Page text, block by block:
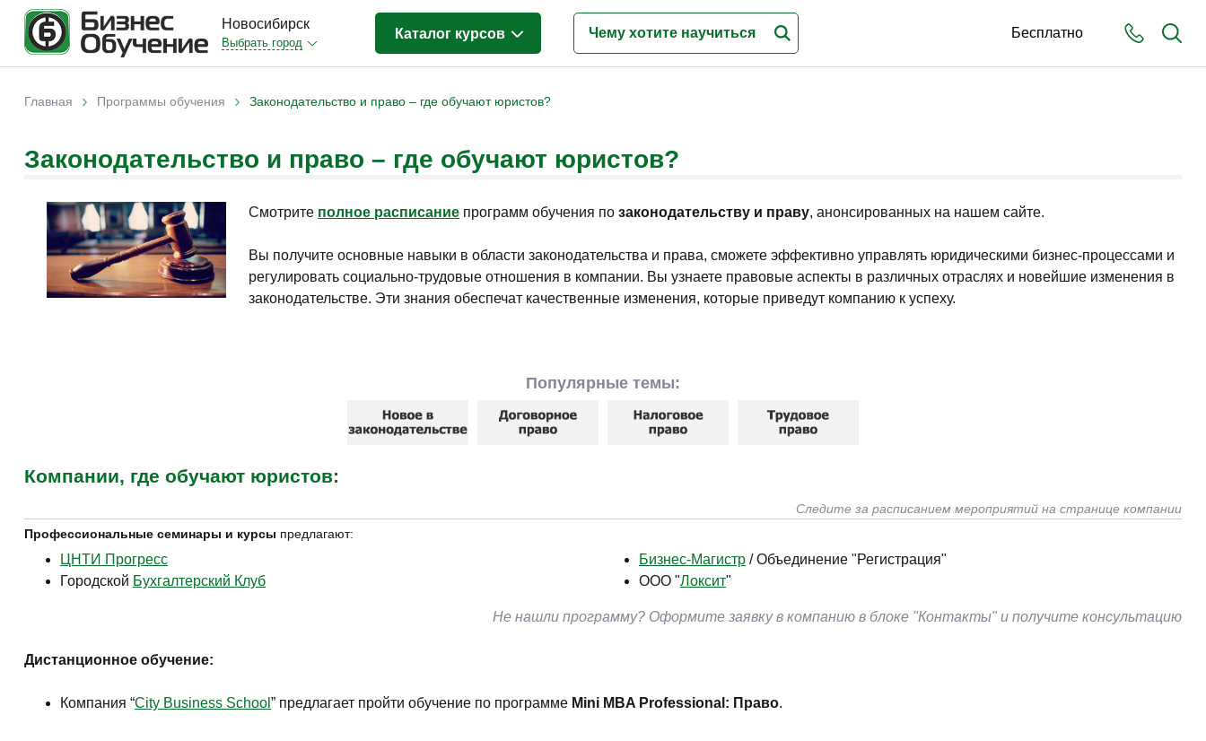
Новосибирск
Выбрать город
Каталог курсов
Отраслевые (204)
Промышленное обучение (35)
Компьютерная грамотность
Дизайн (8)
Бухгалтерия и налоги (64)
Маркетинг (20)
Интернет-маркетинг
Реклама и PR (4)
Логистика и снабжение
Бесплатно
Главная › Программы обучения › Законодательство и право – где обучают юристов?
Законодательство и право – где обучают юристов?
Смотрите полное расписание программ обучения по законодательству и праву, анонсированных на нашем сайте.
Вы получите основные навыки в области законодательства и права, сможете эффективно управлять юридическими бизнес-процессами и
регулировать социально-трудовые отношения в компании. Вы узнаете правовые аспекты в различных отраслях и новейшие изменения в
законодательстве. Эти знания обеспечат качественные изменения, которые приведут компанию к успеху.
Популярные темы:
Компании, где обучают юристов:
Следите за расписанием мероприятий на странице компании
Профессиональные семинары и курсы предлагают:
ЦНТИ Прогресс
Городской Бухгалтерский Клуб
Бизнес-Магистр / Объединение "Регистрация"
ООО "Локсит"
Не нашли программу? Оформите заявку в компанию в блоке "Контакты" и получите консультацию
Дистанционное обучение:
Компания “Сity Business School ” предлагает пройти обучение по программе Mini MBA Professional: Право.